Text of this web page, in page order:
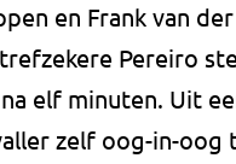
en Frank van
Pereiro
elf minuten. Uit
zelf oog-in-oog